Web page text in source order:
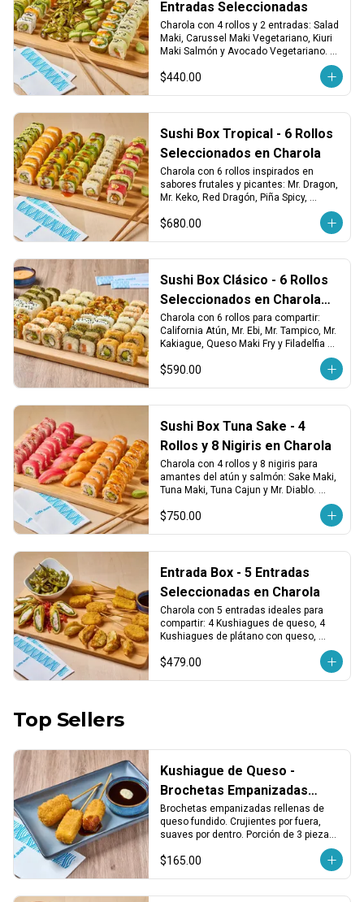
Entradas Seleccionadas
Charola con 4 rollos y 2 entradas: Salad
Maki, Carussel Maki Vegetariano, Kiuri
Maki Salmón y Avocado Vegetariano.
aguacate. ¡Ligero, fresco y delicioso!
$440.00
Sushi Box Tropical - 6 Rollos
Seleccionados en Charola
Charola con 6 rollos inspirados en
sabores frutales y picantes: Mr. Dragon,
Mr. Keko, Red Dragón, Piña Spicy,
California Maki Salmón y Avocado Maki
Vegetariano. ¡Fresco, atrevido y lleno de
$680.00
Sushi Box Clásico - 6 Rollos
Seleccionados en Charola
para Compartir
Charola con 6 rollos para compartir:
California Atún, Mr. Ebi, Mr. Tampico, Mr.
Kakiague, Queso Maki Fry y Filadelfia
bocado!
$590.00
Sushi Box Tuna Sake - 4
Rollos y 8 Nigiris en Charola
Charola con 4 rollos y 8 nigiris para
amantes del atún y salmón: Sake Maki,
Tuna Maki, Tuna Cajun y Mr. Diablo.
Incluye 4 nigiris de atún y 4 de salmón
fresco. ¡Perfecto para los que saben lo
$750.00
Entrada Box - 5 Entradas
Seleccionadas en Charola
Charola con 5 entradas ideales para
compartir: 4 Kushiagues de queso, 4
Kushiagues de plátano con queso,
tempura y edamames asados. ¡Puro
$479.00
Top Sellers
Kushiague de Queso -
Brochetas Empanizadas
Rellenas de Queso Fundido
(3 pzas)
Brochetas empanizadas rellenas de
queso fundido. Crujientes por fuera,
suaves por dentro. Porción de 3 piezas,
ideales como entrada o para compartir.
$165.00